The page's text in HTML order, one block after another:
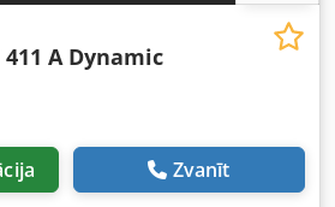
411 A Dynamic
Zvanīt